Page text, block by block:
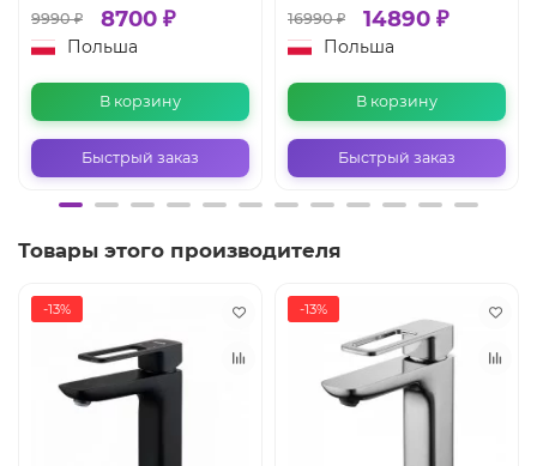
9990 ₽ 8700 ₽
Польша
В корзину
Быстрый заказ
16990 ₽ 14890 ₽
Польша
В корзину
Быстрый заказ
Товары этого производителя
-13% -13%